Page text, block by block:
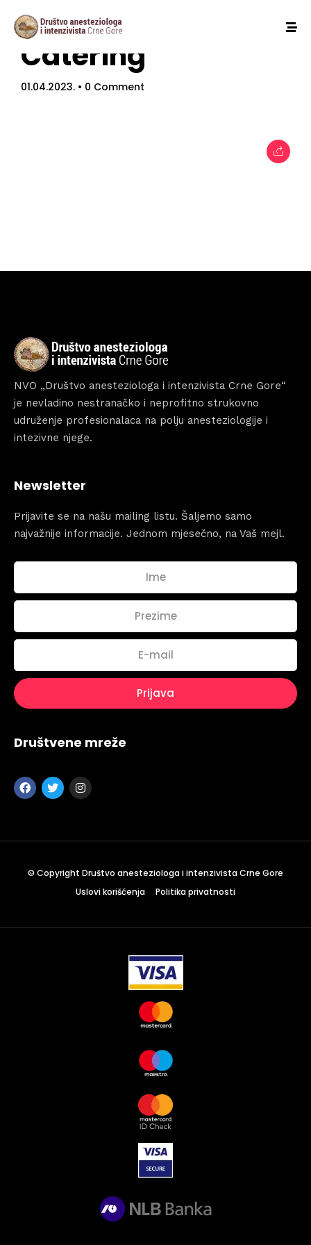
Catering
01.04.2023. • 0 Comment
NVO „Društvo anesteziologa i intenzivista Crne Gore“
je nevladino nestranačko i neprofitno strukovno
udruženje profesionalaca na polju anesteziologije i
intezivne njege.
Newsletter
Prijavite se na našu mailing listu. Šaljemo samo
najvažnije informacije. Jednom mjesečno, na Vaš mejl.
Društvene mreže
© Copyright Društvo anesteziologa i intenzivista Crne Gore
Uslovi korišćenja
Politika privatnosti
Schedules
Speakers
About
Business
Where
467 Davidson ave
Get directions